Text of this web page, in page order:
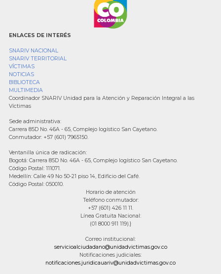
ENLACES DE INTERÉS
SNARIV NACIONAL
SNARIV TERRITORIAL
VÍCTIMAS
NOTICIAS
BIBLIOTECA
MULTIMEDIA
Coordinador SNARIV Unidad para la Atención y Reparación Integral a las
Víctimas
Sede administrativa:
Carrera 85D No. 46A - 65, Complejo logístico San Cayetano.
Conmutador: +57 (601) 7965150.
Ventanilla única de radicación:
Bogotá: Carrera 85D No. 46A - 65, Complejo logístico San Cayetano.
Código Postal: 111071.
Medellín: Calle 49 No 50-21 piso 14, Edificio del Café.
Código Postal: 050010.
Horario de atención
Teléfono conmutador:
+57 (601) 426 11 11.
Línea Gratuita Nacional:
(01 8000 911 119).}
Correo institucional:
servicioalciudadano@unidadvictimas.gov.co
Notificaciones judiciales:
notificaciones.juridicauariv@unidadvictimas.gov.co